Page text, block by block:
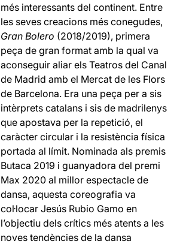
més interessants del continent. Entre
les seves creacions més conegudes,
Gran Bolero (2018/2019), primera
peça de gran format amb la qual va
aconseguir aliar els Teatros del Canal
de Madrid amb el Mercat de les Flors
de Barcelona. Era una peça per a sis
intèrprets catalans i sis de madrilenys
que apostava per la repetició, el
caràcter circular i la resistència física
portada al límit. Nominada als premis
Butaca 2019 i guanyadora del premi
Max 2020 al millor espectacle de
dansa, aquesta coreografia va
col·locar Jesús Rubio Gamo en
l’objectiu dels crítics més atents a les
noves tendències de la dansa